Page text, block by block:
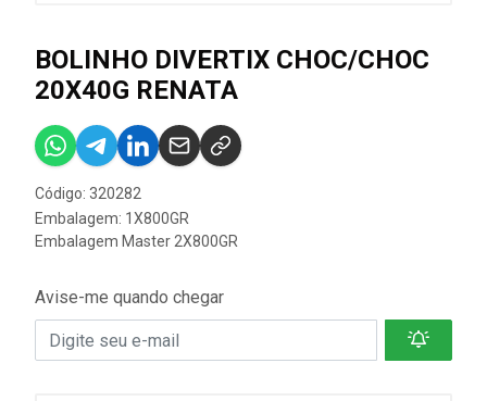
BOLINHO DIVERTIX CHOC/CHOC
20X40G RENATA
Código: 320282
Embalagem: 1X800GR
Embalagem Master 2X800GR
Avise-me quando chegar